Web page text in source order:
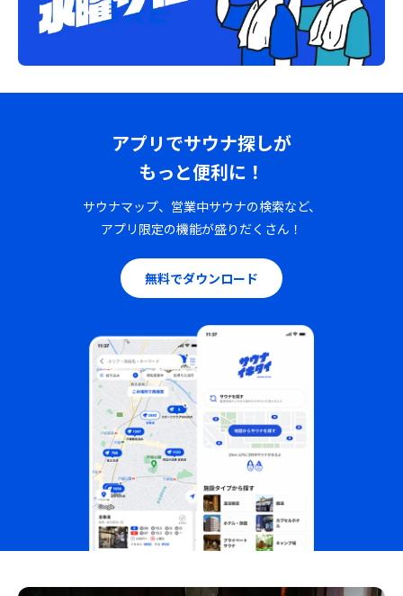
アプリでサウナ探しが
もっと便利に！
サウナマップ、営業中サウナの検索など、
アプリ限定の機能が盛りだくさん！
無料でダウンロード